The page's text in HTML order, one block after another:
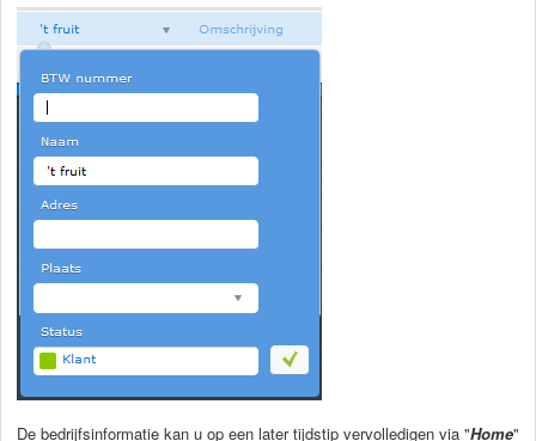
De bedrijfsinformatie kan u op een later tijdstip vervolledigen via "Home"